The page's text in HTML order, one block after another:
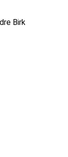
Birk